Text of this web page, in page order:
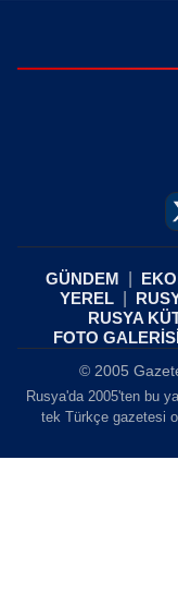
GÜNDEM
YEREL
RUSYA
FOTO
© 2005
Rusya'da 2005'ten bu
tek Türkçe gazetesi